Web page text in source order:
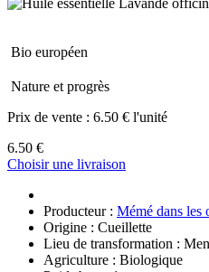
Bio européen
Nature et progrès
Prix de vente : 6.50 € l'unité
6.50 €
Choisir une livraison
Producteur : Mémé dans les
Origine : Cueillette
Lieu de transformation :
Agriculture : Biologique